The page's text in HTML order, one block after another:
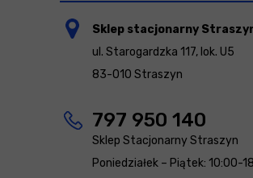
Sklep stacjonarny
ul. Starogardzka 117, lok. U5
83-010 Straszyn
797 950 140
Sklep Stacjonarny Straszyn
Poniedziałek – Piątek: 10:00-